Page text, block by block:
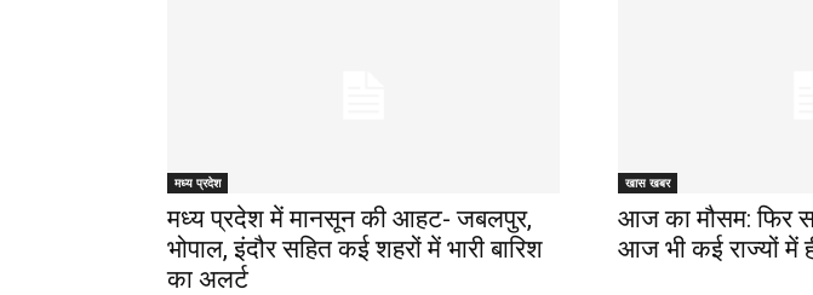
मध्य प्रदेश
मध्य प्रदेश में मानसून की आहट- जबलपुर,
भोपाल, इंदौर सहित कई शहरों में भारी बारिश
का अलर्ट
खास खबर
आज का मौसम: फिर
आज भी कई राज्यों में